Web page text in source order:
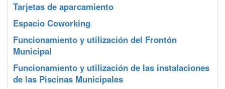
Tarjetas de aparcamiento
Espacio Coworking
Funcionamiento y utilización del Frontón
Municipal
Funcionamiento y utilización de las instalaciones
de las Piscinas Municipales